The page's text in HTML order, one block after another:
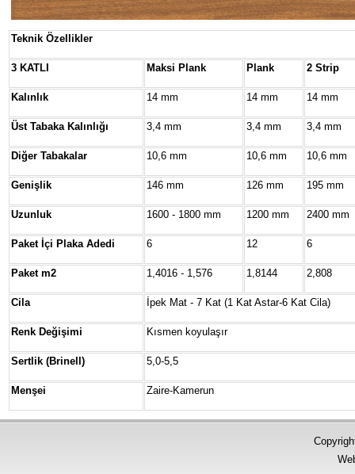
Teknik Özellikler
3 KATLI Maksi Plank Plank 2 Strip
Kalınlık 14 mm 14 mm 14 mm
Üst Tabaka Kalınlığı 3,4 mm 3,4 mm 3,4 mm
Diğer Tabakalar 10,6 mm 10,6 mm 10,6 mm
Genişlik 146 mm 126 mm 195 mm
Uzunluk 1600 - 1800 mm 1200 mm 2400 mm
Paket İçi Plaka Adedi 6 12 6
Paket m2 1,4016 - 1,576 1,8144 2,808
Cila İpek Mat - 7 Kat (1 Kat Astar-6 Kat Cila)
Renk Değişimi Kısmen koyulaşır
Sertlik (Brinell) 5,0-5,5
Menşei Zaire-Kamerun